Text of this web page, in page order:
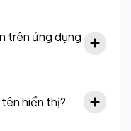
trên ứng dụng
hiển thị?